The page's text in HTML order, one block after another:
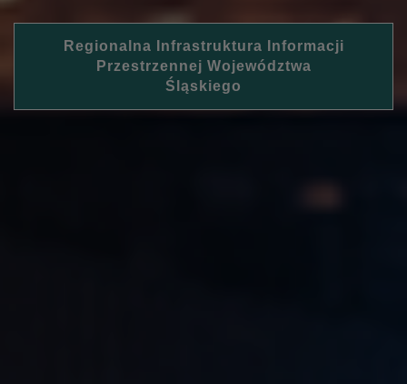
Regionalna Infrastruktura Informacji
Przestrzennej Województwa
Śląskiego